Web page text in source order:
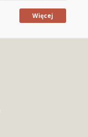
Więcej